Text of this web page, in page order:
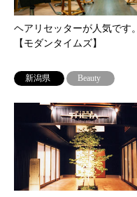
ヘアリセッターが人気です。
【モダンタイムズ】
新潟県 Beauty